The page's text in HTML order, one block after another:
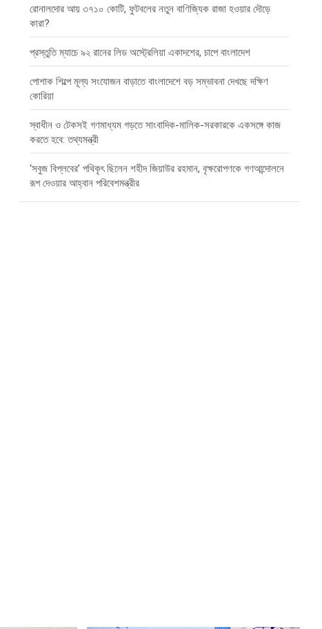
রোনালদোর আয় ৩৭১০ কোটি, ফুটবলের নতুন বাণিজ্যিক রাজা হওয়ার দৌড়ে
কারা?
প্রস্তুতি ম্যাচে ৯২ রানের লিড অস্ট্রেলিয়া একাদশের, চাপে বাংলাদেশ
পোশাক শিল্পে মূল্য সংযোজন বাড়াতে বাংলাদেশে বড় সম্ভাবনা দেখছে দক্ষিণ
কোরিয়া
স্বাধীন ও টেকসই গণমাধ্যম গড়তে সাংবাদিক-মালিক-সরকারকে একসঙ্গে কাজ
করতে হবে: তথ্যমন্ত্রী
‘সবুজ বিপ্লবের’ পথিকৃৎ ছিলেন শহীদ জিয়াউর রহমান, বৃক্ষরোপণকে গণআন্দোলনে
রূপ দেওয়ার আহ্বান পরিবেশমন্ত্রীর